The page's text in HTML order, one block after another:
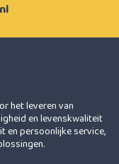
het leveren van
en levenskwaliteit
en persoonlijke service,